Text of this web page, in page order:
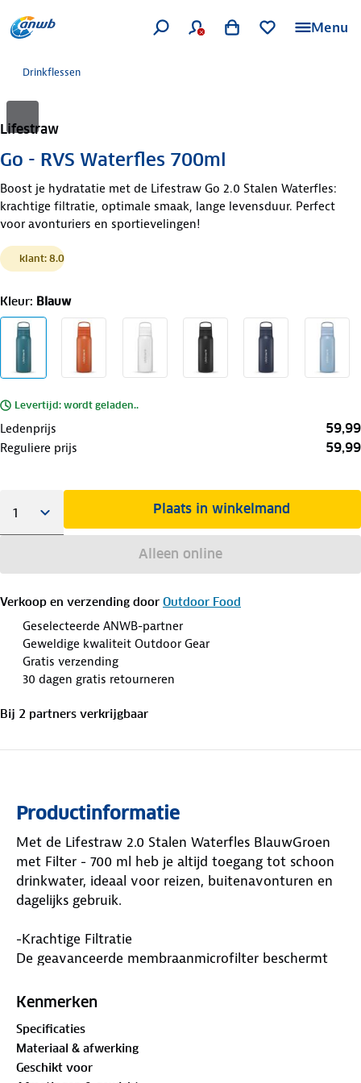
Menu
Drinkflessen
Lifestraw
Go - RVS Waterfles 700ml
Boost je hydratatie met de Lifestraw Go 2.0 Stalen Waterfles:
krachtige filtratie, optimale smaak, lange levensduur. Perfect
voor avonturiers en sportievelingen!
klant: 8.0
Kleur: Blauw
Levertijd: wordt geladen..
Ledenprijs 59,99
Reguliere prijs 59,99
Plaats in winkelmand
Alleen online
Verkoop en verzending door Outdoor Food
Geselecteerde ANWB-partner
Geweldige kwaliteit Outdoor Gear
Gratis verzending
30 dagen gratis retourneren
Bij 2 partners verkrijgbaar
Productinformatie
Met de Lifestraw 2.0 Stalen Waterfles BlauwGroen
met Filter - 700 ml heb je altijd toegang tot schoon
drinkwater, ideaal voor reizen, buitenavonturen en
dagelijks gebruik.
-Krachtige Filtratie
De geavanceerde membraanmicrofilter beschermt
en troebelheid. Drink met vertrouwen, zelfs bij
-Verbeterde Smaak
De koolstoffilter vermindert chloor, geurtjes en
organische chemische stoffen, voor frisser en
Kenmerken
Specificaties
Materiaal & afwerking
Geschikt voor